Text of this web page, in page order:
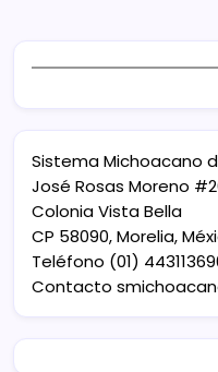
Sistema Michoacano
José Rosas Moreno
Colonia Vista Bella
CP 58090, Morelia,
Teléfono (01)
Contacto